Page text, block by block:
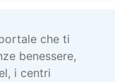
che ti
benessere,
i centri